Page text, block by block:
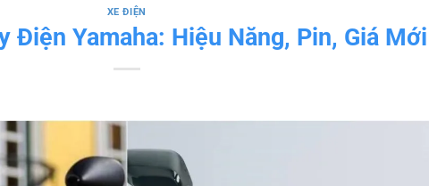
XE ĐIỆN
Điện Yamaha: Hiệu Năng, Pin, Giá Mới